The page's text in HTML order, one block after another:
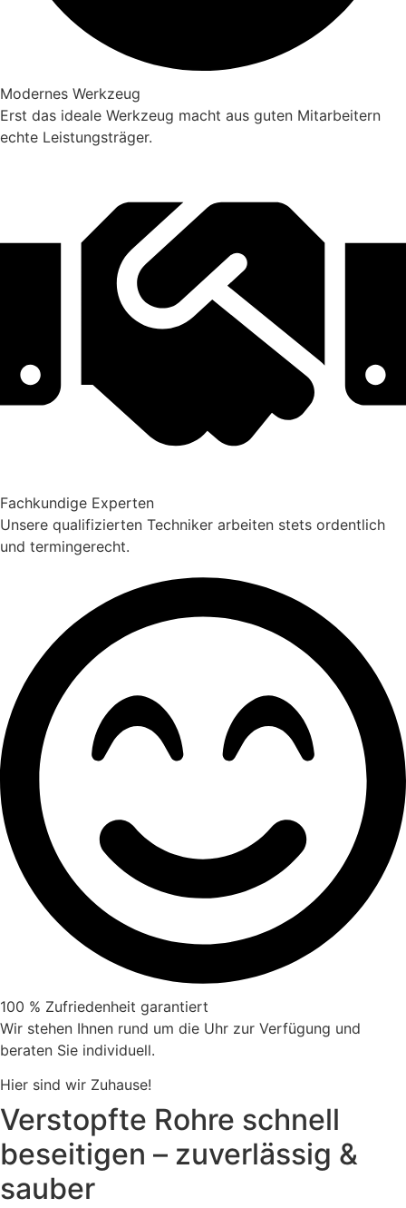
Modernes Werkzeug
Erst das ideale Werkzeug macht aus guten Mitarbeitern
echte Leistungsträger.
Fachkundige Experten
Unsere qualifizierten Techniker arbeiten stets ordentlich
und termingerecht.
100 % Zufriedenheit garantiert
Wir stehen Ihnen rund um die Uhr zur Verfügung und
beraten Sie individuell.
Hier sind wir Zuhause!
Verstopfte Rohre schnell
beseitigen – zuverlässig &
sauber